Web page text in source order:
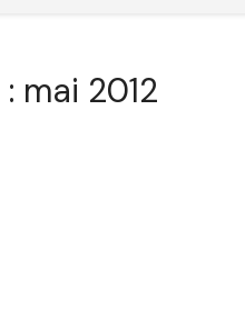
mai 2012